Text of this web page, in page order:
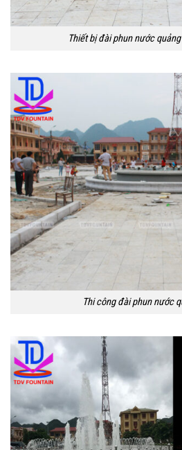
Thiết bị đài phun nước
Thi công đài phun nước